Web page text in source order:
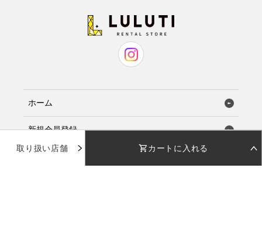
ホーム
新規会員登録
取り扱い店舗 カートに入れる
STEP 01
STEP 02